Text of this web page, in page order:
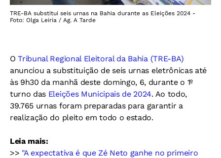
TRE-BA substitui seis urnas na Bahia durante as Eleições 2024 -
Foto: Olga Leiria / Ag. A Tarde
OTribunal Regional Eleitoral da Bahia (TRE-BA)
anunciou a substituição de seis urnas eletrônicas até
às 9h30 da manhã deste domingo, 6, durante o 1º
turno das Eleições Municipais de 2024. Ao todo,
39.765 urnas foram preparadas para garantir a
realização do pleito em todo o estado.
Leia mais:
>> "A expectativa é que Zé Neto ganhe no primeiro